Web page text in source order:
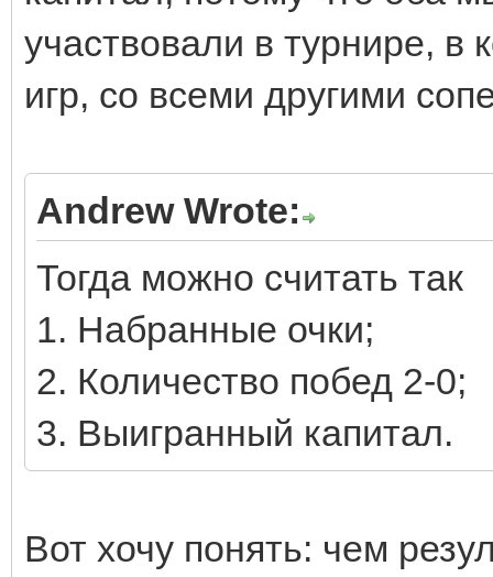
участвовали в турнире, в
игр, со всеми другими
Andrew Wrote:
Тогда можно считать так
1. Набранные очки;
2. Количество побед 2-0;
3. Выигранный капитал.
Вот хочу понять: чем